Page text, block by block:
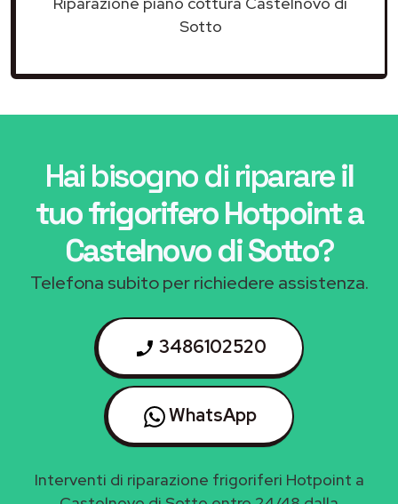
Sotto
Hai bisogno di riparareil
tuo frigorifero Hotpoint a
Castelnovo di Sotto?
Telefona subito per richiedere assistenza.
3486102520
WhatsApp
Interventi di riparazione frigoriferi Hotpoint a